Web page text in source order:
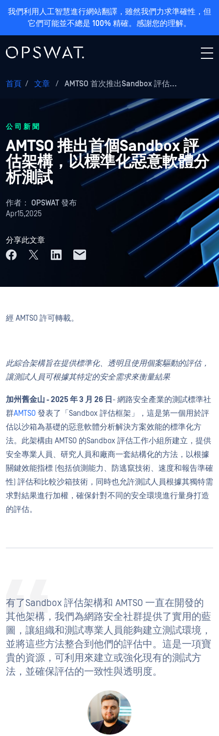
我們利用人工智慧進行網站翻譯，雖然我們力求準確性，但
它們可能並不總是 100% 精確。感謝您的理解。
首頁 / 文章 / AMTSO 首次推出Sandbox 評估...
公司新聞
AMTSO 推出首個Sandbox 評
估架構，以標準化惡意軟體分
析測試
作者： OPSWAT 發布
Apr15,2025
分享此文章
經 AMTSO 許可轉載。
此綜合架構旨在提供標準化、透明且使用個案驅動的評估，
讓測試人員可根據其特定的安全需求來衡量結果
加州舊金山 - 2025 年 3 月 26 日 - 網路安全產業的測試標準社
群AMTSO 發表了「Sandbox 評估框架」，這是第一個用於評
估以沙箱為基礎的惡意軟體分析解決方案效能的標準化方
法。此架構由 AMTSO 的Sandbox 評估工作小組所建立，提供
安全專業人員、研究人員和廠商一套結構化的方法，以根據
關鍵效能指標 (包括偵測能力、防逃竄技術、速度和報告準確
性) 評估和比較沙箱技術，同時也允許測試人員根據其獨特需
求對結果進行加權，確保針對不同的安全環境進行量身打造
的評估。
有了Sandbox 評估架構和 AMTSO 一直在開發的
其他架構，我們為網路安全社群提供了實用的藍
圖，讓組織和測試專業人員能夠建立測試環境，
並將這些方法整合到他們的評估中。這是一項寶
貴的資源，可利用來建立或強化現有的測試方
法，並確保評估的一致性與透明度。